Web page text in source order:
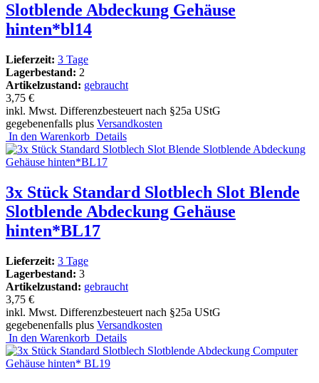
Slotblende Abdeckung Gehäuse
hinten*bl14
Lieferzeit: 3 Tage
Lagerbestand: 2
Artikelzustand: gebraucht
3,75 €
inkl. Mwst. Differenzbesteuert nach §25a UStG
gegebenenfalls plus Versandkosten
In den Warenkorb Details
3x Stück Standard Slotblech Slot Blende
Slotblende Abdeckung Gehäuse
hinten*BL17
Lieferzeit: 3 Tage
Lagerbestand: 3
Artikelzustand: gebraucht
3,75 €
inkl. Mwst. Differenzbesteuert nach §25a UStG
gegebenenfalls plus Versandkosten
In den Warenkorb Details